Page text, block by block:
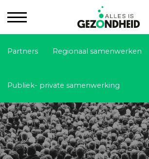
Partners Regionaal samenwerken
Publiek- private samenwerking